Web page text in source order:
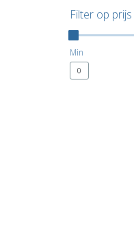
Filter op prijs
Min
0